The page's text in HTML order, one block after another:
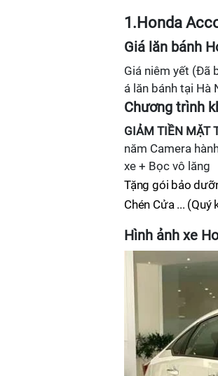
1.Honda
Giá lăn bánh
Giá niêm yết (Đã
á lăn bánh tại Hà
Chương trình
GIẢM TIỀN MẶT
năm Camera
xe + Bọc vô lăng
Tặng gói bảo
Chén Cửa ...
Hình ảnh xe